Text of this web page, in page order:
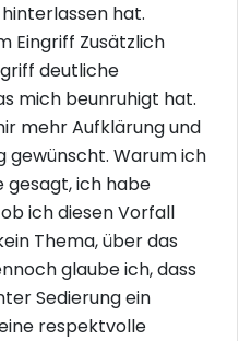
hat.
Eingriff Zusätzlich
deutliche
mich beunruhigt hat.
mehr Aufklärung und
gewünscht. Warum ich
gesagt, ich habe
ich diesen Vorfall
Thema, über das
glaube ich, dass
Sedierung ein
respektvolle